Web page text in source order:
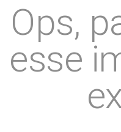
Ops,
esse